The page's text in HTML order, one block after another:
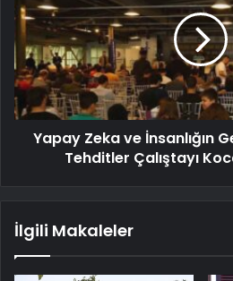
Yapay Zeka ve İnsanlığın
Tehditler Çalıştayı
İlgili Makaleler